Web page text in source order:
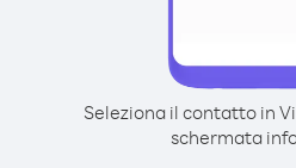
Seleziona il contatto in
schermata